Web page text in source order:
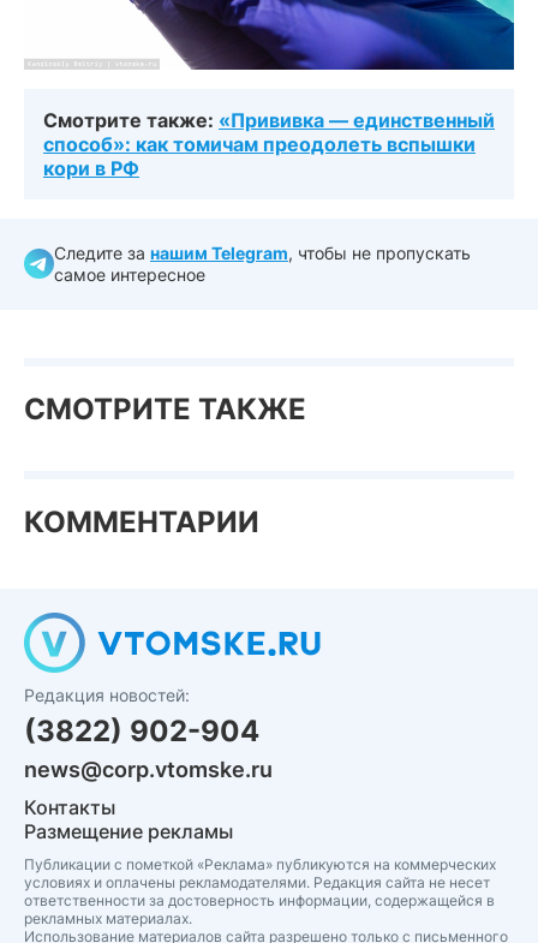
Смотрите также: «Прививка — единственный
способ»: как томичам преодолеть вспышки
кори в РФ
Следите за нашим Telegram, чтобы не пропускать
самое интересное
СМОТРИТЕ ТАКЖЕ
КОММЕНТАРИИ
Редакция новостей:
(3822) 902-904
news@corp.vtomske.ru
Контакты
Размещение рекламы
Публикации с пометкой «Реклама» публикуются на коммерческих
условиях и оплачены рекламодателями. Редакция сайта не несет
ответственности за достоверность информации, содержащейся в
рекламных материалах.
Использование материалов сайта разрешено только с письменного